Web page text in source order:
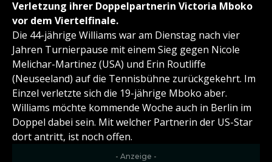
Verletzung ihrer Doppelpartnerin Victoria Mboko
vor dem Viertelfinale.
Die 44-jährige Williams war am Dienstag nach vier
Jahren Turnierpause mit einem Sieg gegen Nicole
Melichar-Martinez (USA) und Erin Routliffe
(Neuseeland) auf die Tennisbühne zurückgekehrt. Im
Einzel verletzte sich die 19-jährige Mboko aber.
Williams möchte kommende Woche auch in Berlin im
Doppel dabei sein. Mit welcher Partnerin der US-Star
dort antritt, ist noch offen.
- Anzeige -